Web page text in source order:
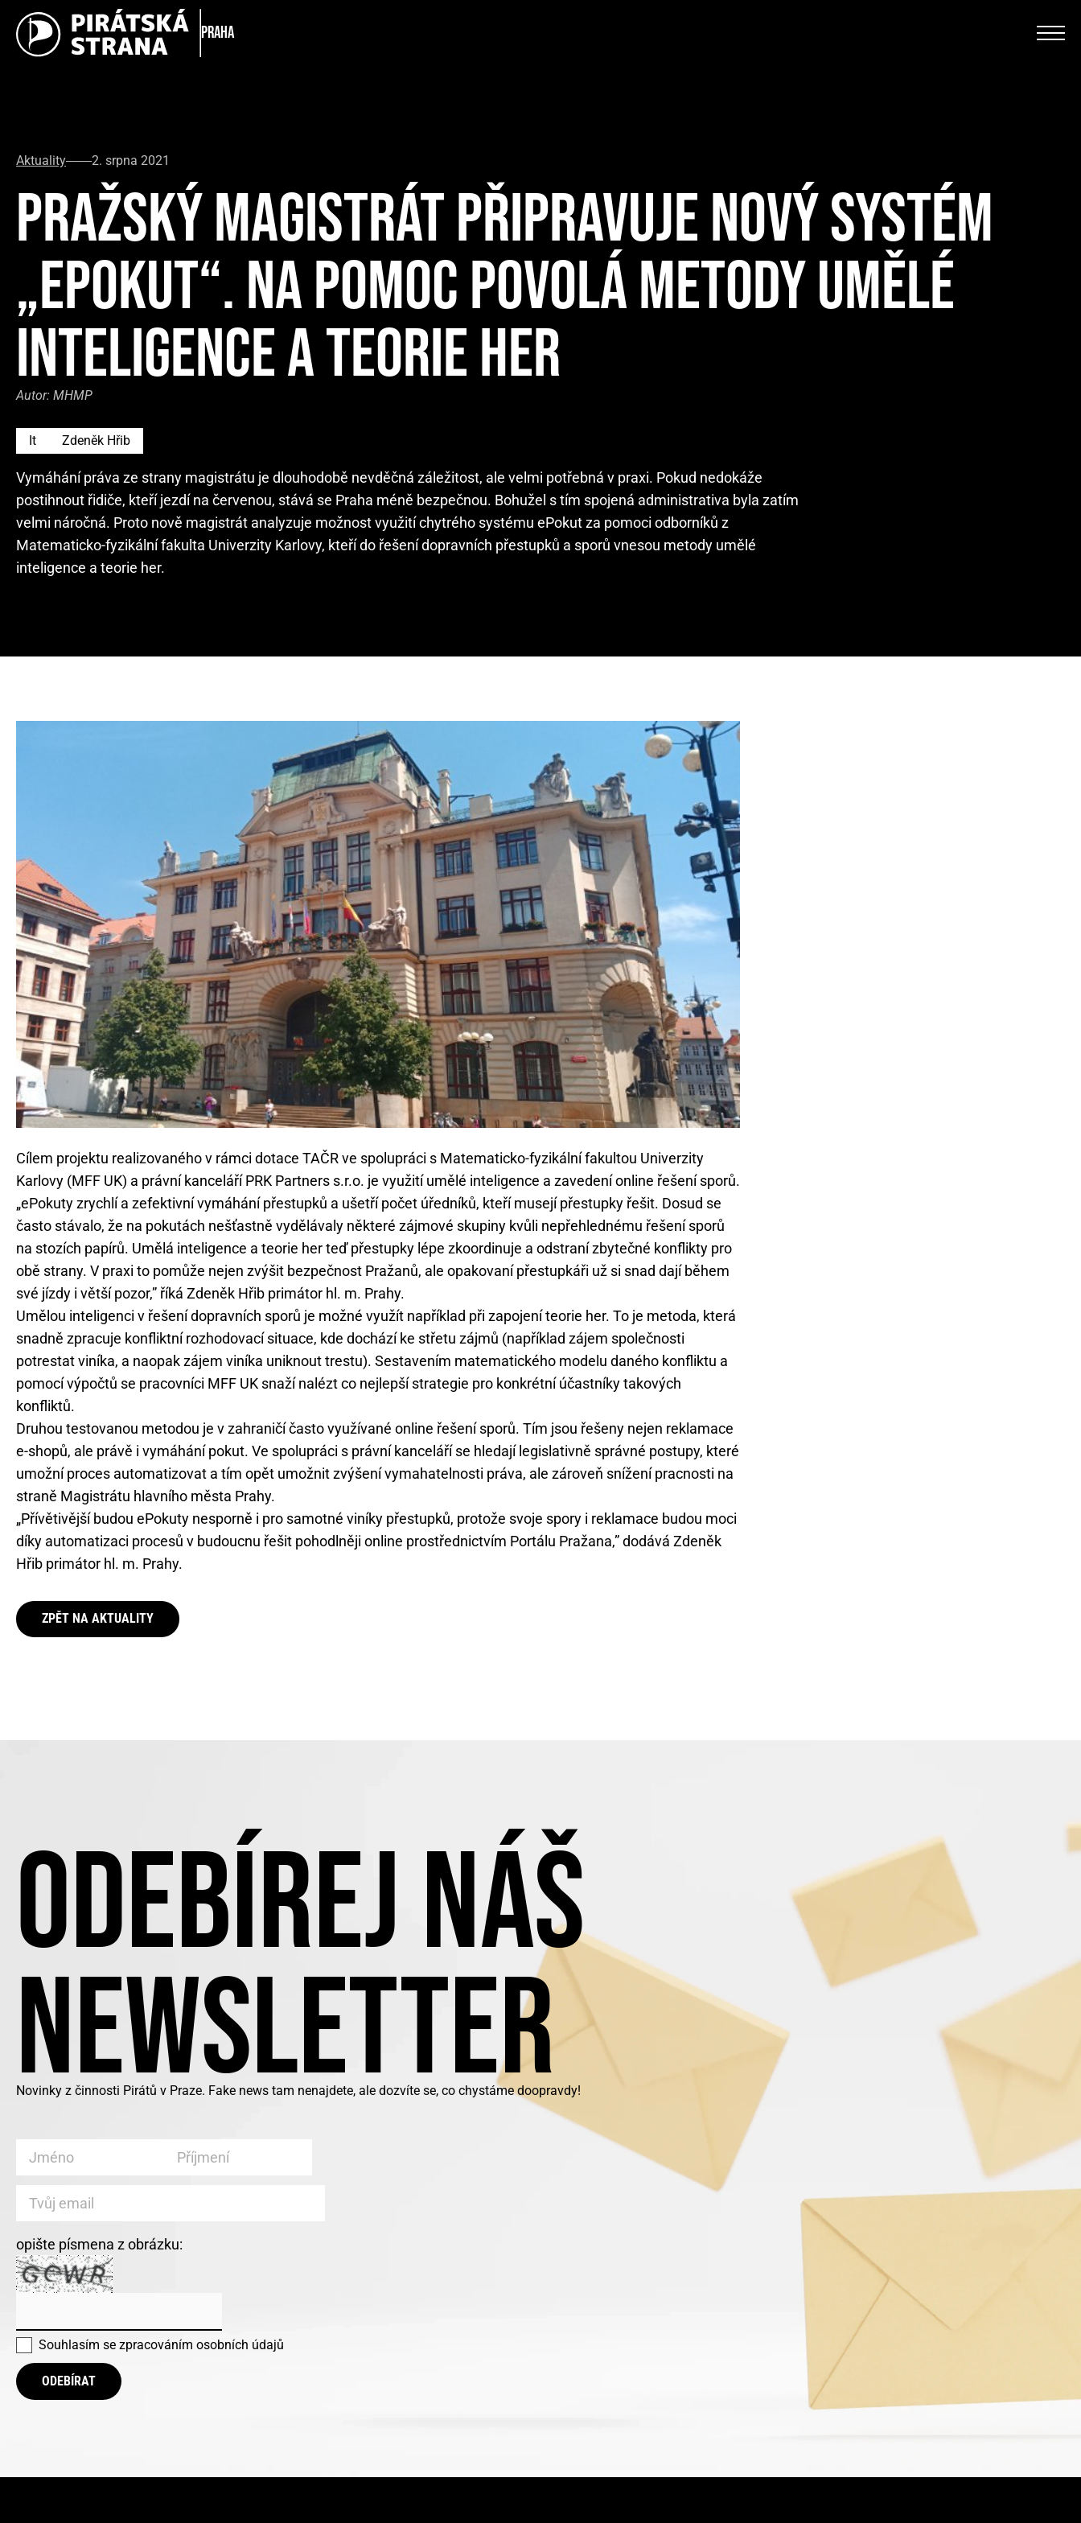
Praha
Aktuality 2. srpna 2021
PRAŽSKÝ MAGISTRÁT PŘIPRAVUJE NOVÝ SYSTÉM
„EPOKUT“. NA POMOC POVOLÁ METODY UMĚLÉ
INTELIGENCE A TEORIE HER
Autor: MHMP
It Zdeněk Hřib
Vymáhání práva ze strany magistrátu je dlouhodobě nevděčná záležitost, ale velmi potřebná v praxi. Pokud nedokáže
postihnout řidiče, kteří jezdí na červenou, stává se Praha méně bezpečnou. Bohužel s tím spojená administrativa byla zatím
velmi náročná. Proto nově magistrát analyzuje možnost využití chytrého systému ePokut za pomoci odborníků z
Matematicko-fyzikální fakulta Univerzity Karlovy, kteří do řešení dopravních přestupků a sporů vnesou metody umělé
inteligence a teorie her.
Cílem projektu realizovaného v rámci dotace TAČR ve spolupráci s Matematicko-fyzikální fakultou Univerzity
Karlovy (MFF UK) a právní kanceláří PRK Partners s.r.o. je využití umělé inteligence a zavedení online řešení sporů.
„ePokuty zrychlí a zefektivní vymáhání přestupků a ušetří počet úředníků, kteří musejí přestupky řešit. Dosud se
často stávalo, že na pokutách nešťastně vydělávaly některé zájmové skupiny kvůli nepřehlednému řešení sporů
na stozích papírů. Umělá inteligence a teorie her teď přestupky lépe zkoordinuje a odstraní zbytečné konflikty pro
obě strany. V praxi to pomůže nejen zvýšit bezpečnost Pražanů, ale opakovaní přestupkáři už si snad dají během
své jízdy i větší pozor,” říká Zdeněk Hřib primátor hl. m. Prahy.
Umělou inteligenci v řešení dopravních sporů je možné využít například při zapojení teorie her. To je metoda, která
snadně zpracuje konfliktní rozhodovací situace, kde dochází ke střetu zájmů (například zájem společnosti
potrestat viníka, a naopak zájem viníka uniknout trestu). Sestavením matematického modelu daného konfliktu a
pomocí výpočtů se pracovníci MFF UK snaží nalézt co nejlepší strategie pro konkrétní účastníky takových
konfliktů.
Druhou testovanou metodou je v zahraničí často využívané online řešení sporů. Tím jsou řešeny nejen reklamace
e-shopů, ale právě i vymáhání pokut. Ve spolupráci s právní kanceláří se hledají legislativně správné postupy, které
umožní proces automatizovat a tím opět umožnit zvýšení vymahatelnosti práva, ale zároveň snížení pracnosti na
straně Magistrátu hlavního města Prahy.
„Přívětivější budou ePokuty nesporně i pro samotné viníky přestupků, protože svoje spory i reklamace budou moci
díky automatizaci procesů v budoucnu řešit pohodlněji online prostřednictvím Portálu Pražana,” dodává Zdeněk
Hřib primátor hl. m. Prahy.
ZPĚT NA AKTUALITY
ODEBÍREJ NÁŠ
NEWSLETTER
Novinky z činnosti Pirátů v Praze. Fake news tam nenajdete, ale dozvíte se, co chystáme doopravdy!
opište písmena z obrázku:
Souhlasím se zpracováním osobních údajů
ODEBÍRAT